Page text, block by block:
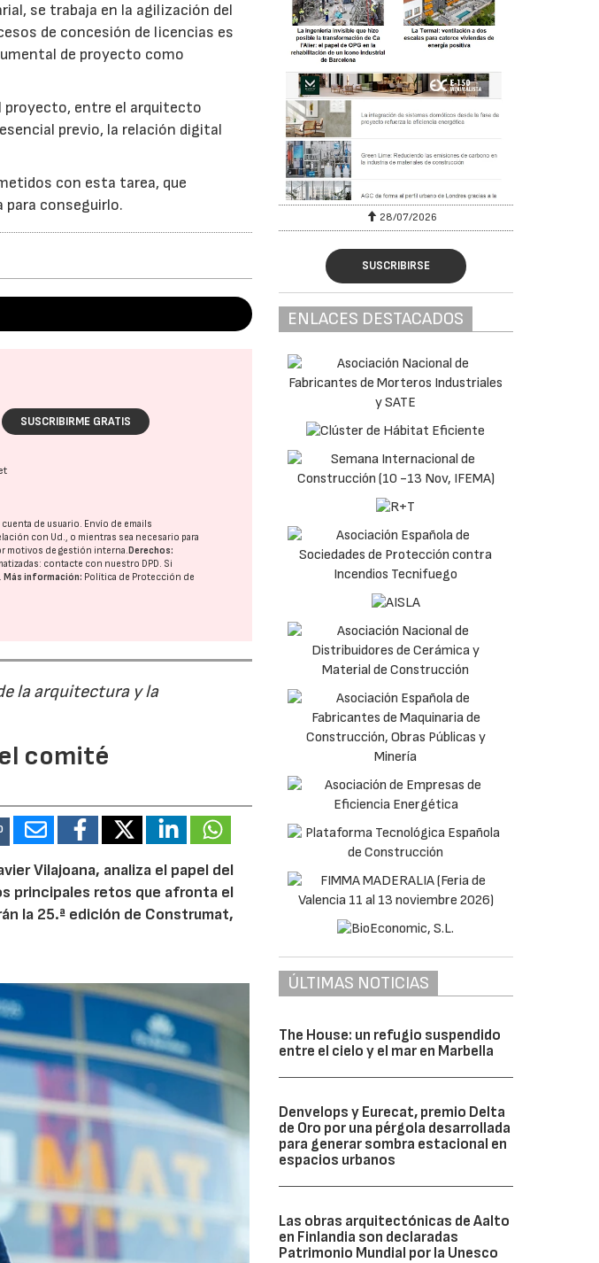
se trabaja en la agilización del
de concesión de licencias es
de proyecto como
proyecto, entre el arquitecto
previo, la relación digital
con esta tarea, que
para conseguirlo.
SUSCRIBIRME GRATIS
de usuario. Envío de emails
con Ud., o mientras sea necesario para
motivos de gestión interna. Derechos:
contacte con nuestro DPD. Si
. Más información: Política de Protección de
la arquitectura y la
comité
Vilajoana, analiza el papel del
principales retos que afronta el
la 25.ª edición de Construmat,
28/07/2026
SUSCRIBIRSE
ENLACES DESTACADOS
ÚLTIMAS NOTICIAS
The House: un refugio suspendido
entre el cielo y el mar en Marbella
Denvelops y Eurecat, premio Delta
de Oro por una pérgola desarrollada
para generar sombra estacional en
espacios urbanos
Las obras arquitectónicas de Aalto
en Finlandia son declaradas
Patrimonio Mundial por la Unesco